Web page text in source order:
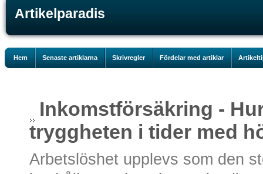
Artikelparadis
Hem Senaste artiklarna Skrivregler Fördelar med artiklar
Inkomstförsäkring -
tryggheten i tider med
Arbetslöshet upplevs som den